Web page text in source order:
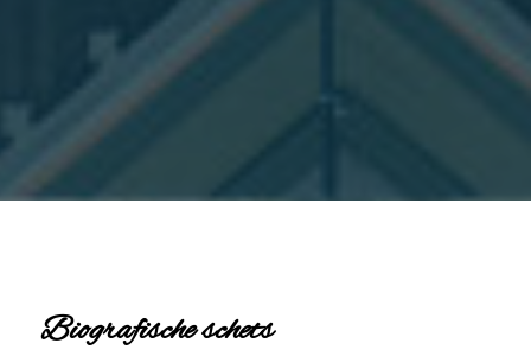
Biografische schets